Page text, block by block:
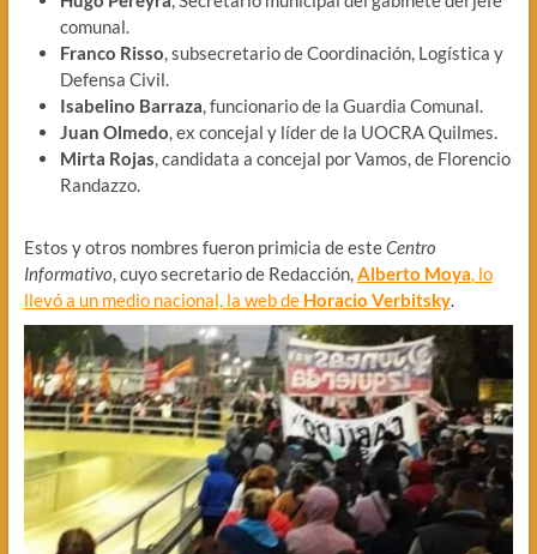
comunal.
Franco Risso, subsecretario de Coordinación, Logística y
Defensa Civil.
Isabelino Barraza, funcionario de la Guardia Comunal.
Juan Olmedo, ex concejal y líder de la UOCRA Quilmes.
Mirta Rojas, candidata a concejal por Vamos, de Florencio
Randazzo.
Estos y otros nombres fueron primicia de esteCentro
Informativo, cuyo secretario de Redacción,Alberto Moya, lo
llevó a un medio nacional, la web de Horacio Verbitsky.